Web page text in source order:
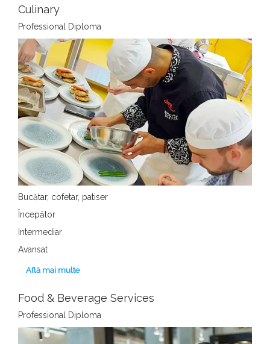
Culinary
Professional Diploma
Bucătar, cofetar, patiser
Începător
Intermediar
Avansat
Află mai multe
Food & Beverage Services
Professional Diploma